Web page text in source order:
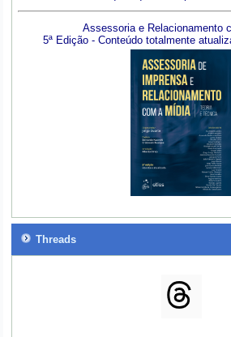
Assessoria e Relacionamento
5ª Edição - Conteúdo totalmente
Threads